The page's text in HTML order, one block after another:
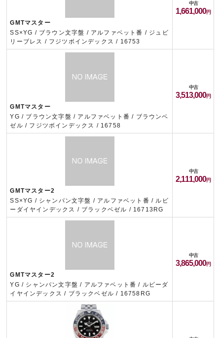
GMTマスター
SS×YG / ブラウン文字盤 / アルファベット番 / ジュビ
リーブレス / フジツボインデックス / 16753
中古
1,661,000
GMTマスター
YG / ブラウン文字盤 / アルファベット番 / ブラウンベ
ゼル / フジツボインデックス / 16758
中古
3,513,000
GMTマスター2
SS×YG / シャンパン文字盤 / アルファベット番 / ルビ
ーダイヤインデックス / ブラックベゼル / 16713RG
中古
2,111,000
GMTマスター2
YG / シャンパン文字盤 / アルファベット番 / ルビーダ
イヤインデックス / ブラックベゼル / 16758RG
中古
3,865,000